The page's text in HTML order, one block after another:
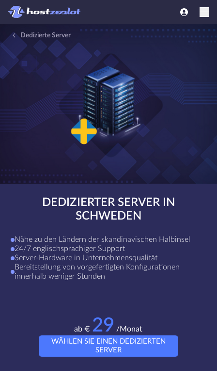
Dedizierte Server
DEDIZIERTER SERVER IN
SCHWEDEN
Nähe zu den Ländern der skandinavischen Halbinsel
24/7 englischsprachiger Support
Server-Hardware in Unternehmensqualität
Bereitstellung von vorgefertigten Konfigurationen
innerhalb weniger Stunden
ab € 29 /Monat
WÄHLEN SIE EINEN DEDIZIERTEN
SERVER